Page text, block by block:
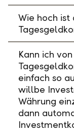
Wie hoch
Kann ich
einfach so
willbe
Währung
dann